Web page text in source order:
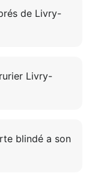
de Livry-
Livry-
blindé a son